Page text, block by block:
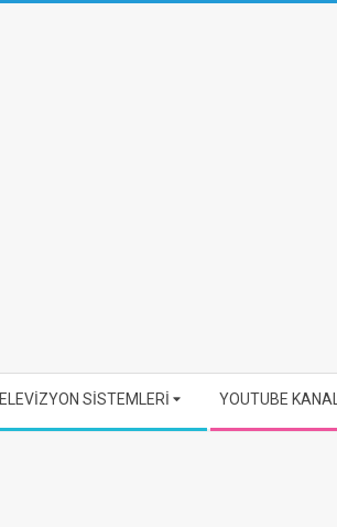
SİSTEMLERİ YOUTUBE KANALI